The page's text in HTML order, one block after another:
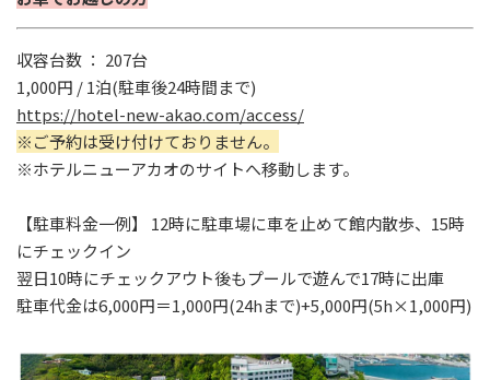
収容台数 ： 207台
1,000円 / 1泊(駐車後24時間まで)
https://hotel-new-akao.com/access/
※ご予約は受け付けておりません。
※ホテルニューアカオのサイトへ移動します。
【駐車料金一例】 12時に駐車場に車を止めて館内散歩、15時
にチェックイン
翌日10時にチェックアウト後もプールで遊んで17時に出庫
駐車代金は6,000円＝1,000円(24hまで)+5,000円(5h×1,000円)